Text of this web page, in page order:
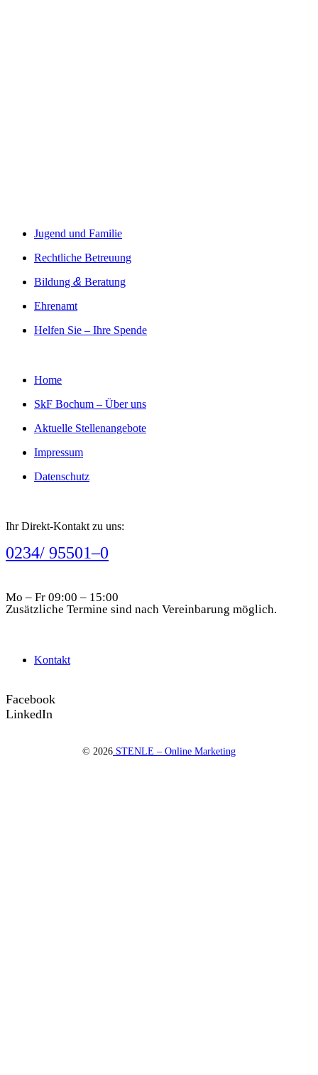
Jugend und Familie
Recht­li­che Betreuung
Bil­dung & Beratung
Ehren­amt
Hel­fen Sie – Ihre Spende
Home
SkF Bochum – Über uns
Aktu­elle Stellenangebote
Impres­sum
Daten­schutz
Ihr Direkt-Kon­takt zu uns:
0234/ 95501–0
Mo – Fr 09:00 – 15:00
Zusätz­li­che Ter­mine sind nach Ver­ein­ba­rung möglich.
Kon­takt
Facebook
LinkedIn
© 2026 STENLE – Online Marketing